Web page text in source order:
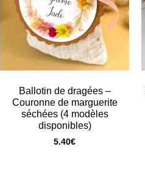
Ballotin de dragées –
Couronne de marguerite
séchées (4 modèles
disponibles)
5.40€